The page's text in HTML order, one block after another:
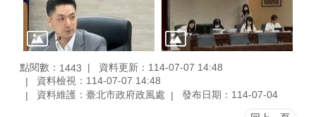
點閱數： 1443
資料更新：114-07-07 14:48
資料檢視：114-07-07 14:48
資料維護：臺北市政府政風處
發布日期：114-07-04